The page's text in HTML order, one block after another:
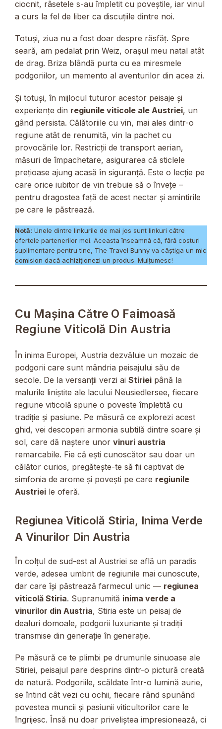
ciocnit, râsetele s-au împletit cu poveștile, iar vinul
a curs la fel de liber ca discuțiile dintre noi.
Totuși, ziua nu a fost doar despre răsfăț. Spre
seară, am pedalat prin Weiz, orașul meu natal atât
de drag. Briza blândă purta cu ea miresmele
podgoriilor, un memento al aventurilor din acea zi.
Și totuși, în mijlocul tuturor acestor peisaje și
experiențe din regiunile viticole ale Austriei, un
gând persista. Călătoriile cu vin, mai ales dintr-o
regiune atât de renumită, vin la pachet cu
provocările lor. Restricții de transport aerian,
măsuri de împachetare, asigurarea că sticlele
prețioase ajung acasă în siguranță. Este o lecție pe
care orice iubitor de vin trebuie să o învețe –
pentru dragostea față de acest nectar și amintirile
pe care le păstrează.
Notă: Unele dintre linkurile de mai jos sunt linkuri către
ofertele partenerilor mei. Aceasta înseamnă că, fără costuri
suplimentare pentru tine, The Travel Bunny va câștiga un mic
comision dacă achiziționezi un produs. Mulțumesc!
Cu Mașina Către O Faimoasă
Regiune Viticolă Din Austria
În inima Europei, Austria dezvăluie un mozaic de
podgorii care sunt mândria peisajului său de
secole. De la versanții verzi ai Stiriei până la
malurile liniștite ale lacului Neusiedlersee, fiecare
regiune viticolă spune o poveste împletită cu
tradiție și pasiune. Pe măsură ce explorezi acest
ghid, vei descoperi armonia subtilă dintre soare și
sol, care dă naștere unor vinuri austria
remarcabile. Fie că ești cunoscător sau doar un
călător curios, pregătește-te să fii captivat de
simfonia de arome și povești pe care regiunile
Austriei le oferă.
Regiunea Viticolă Stiria, Inima Verde
A Vinurilor Din Austria
În colțul de sud-est al Austriei se află un paradis
verde, adesea umbrit de regiunile mai cunoscute,
dar care își păstrează farmecul unic — regiunea
viticolă Stiria. Supranumită inima verde a
vinurilor din Austria, Stiria este un peisaj de
dealuri domoale, podgorii luxuriante și tradiții
transmise din generație în generație.
Pe măsură ce te plimbi pe drumurile sinuoase ale
Stiriei, peisajul pare desprins dintr-o pictură creată
de natură. Podgoriile, scăldate într-o lumină aurie,
se întind cât vezi cu ochii, fiecare rând spunând
povestea muncii și pasiunii viticultorilor care le
îngrijesc. Însă nu doar priveliștea impresionează, ci